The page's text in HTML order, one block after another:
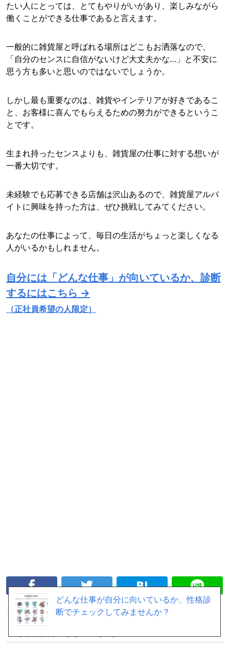
たい人にとっては、とてもやりがいがあり、楽しみながら
働くことができる仕事であると言えます。
一般的に雑貨屋と呼ばれる場所はどこもお洒落なので、
「自分のセンスに自信がないけど大丈夫かな…」と不安に
思う方も多いと思いのではないでしょうか。
しかし最も重要なのは、雑貨やインテリアが好きであるこ
と、お客様に喜んでもらえるための努力ができるというこ
とです。
生まれ持ったセンスよりも、雑貨屋の仕事に対する想いが
一番大切です。
未経験でも応募できる店舗は沢山あるので、雑貨屋アルバ
イトに興味を持った方は、ぜひ挑戦してみてください。
あなたの仕事によって、毎日の生活がちょっと楽しくなる
人がいるかもしれません。
自分には「どんな仕事」が向いているか、診断
するにはこちら →
（正社員希望の人限定）
どんな仕事が自分に向いているか、性格診
断でチェックしてみませんか？